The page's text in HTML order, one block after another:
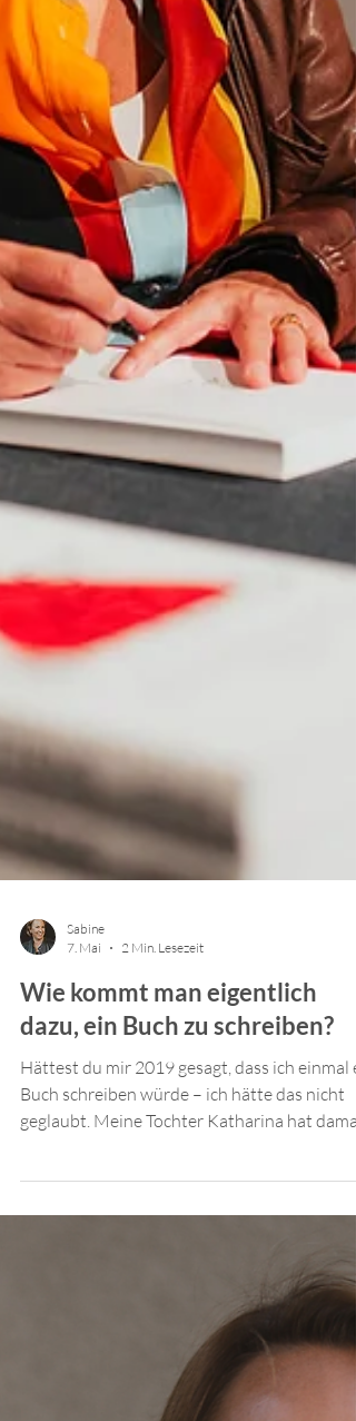
7. Mai
2 Min. Lesezeit
Wie kommt man eigentlich
dazu, ein Buch zu schreiben?
Hättest du mir 2019 gesagt, dass ich einmal
Buch schreiben würde – ich hätte das nicht
ihr duales Studium begonnen. Wir haben oft
darüber gesprochen, wie Zusammenarbeit
Irgendwann sagte sie zu mir: „Mama, du
solltest mal ein Buch schreiben. Du erklärst
Dinge so schön bildlich.“ Ich? Ein Buch? Als
frühere schlechte Schülerin in Deutsch. Ohne
Kontakt zu einem Verlag. Ohne Plan, wie das